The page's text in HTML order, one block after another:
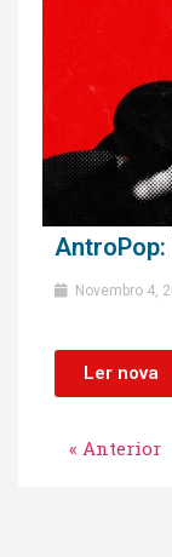
Novembro 4,
Ler nova
« Anterior